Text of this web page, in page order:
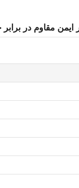
مقاوم در برابر